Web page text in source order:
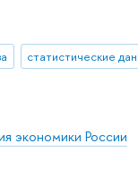
статистические
экономики России